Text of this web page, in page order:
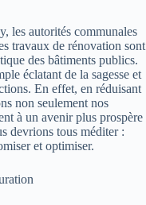
les autorités communales
travaux de rénovation sont
des bâtiments publics.
éclatant de la sagesse et
En effet, en réduisant
non seulement nos
à un avenir plus prospère
devrions tous méditer :
et optimiser.